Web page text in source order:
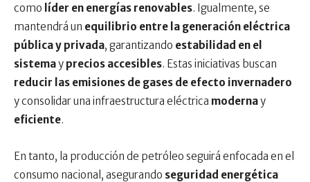
como líder en energías renovables. Igualmente, se
mantendrá un equilibrio entre la generación eléctrica
pública y privada, garantizando estabilidad en el
sistemay precios accesibles. Estas iniciativas buscan
reducir las emisiones de gases de efecto invernadero
y consolidar una infraestructura eléctrica modernay
eficiente.
En tanto, la producción de petróleo seguirá enfocada en el
consumo nacional, asegurando seguridad energética